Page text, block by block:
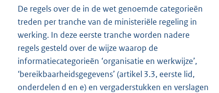
De regels over de in de wet genoemde categorieën
treden per tranche van de ministeriële regeling in
werking. In deze eerste tranche worden nadere
regels gesteld over de wijze waarop de
informatiecategorieën ‘organisatie en werkwijze’,
‘bereikbaarheidsgegevens’ (artikel 3.3, eerste lid,
onderdelen d en e) en vergaderstukken en verslagen